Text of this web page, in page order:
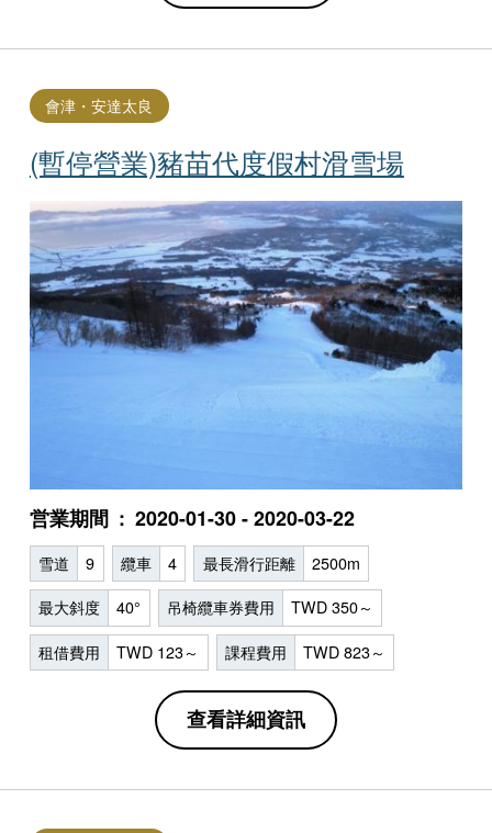
(暫停營業)豬苗代度假村滑雪場
會津・安達太良
営業期間 2020-01-30 - 2020-03-22
雪道 9 纜車 4 最長滑行距離 2500m
最大斜度 40° 吊椅纜車券費用 TWD 350～
租借費用 TWD 123～ 課程費用 TWD 823～
查看詳細資訊